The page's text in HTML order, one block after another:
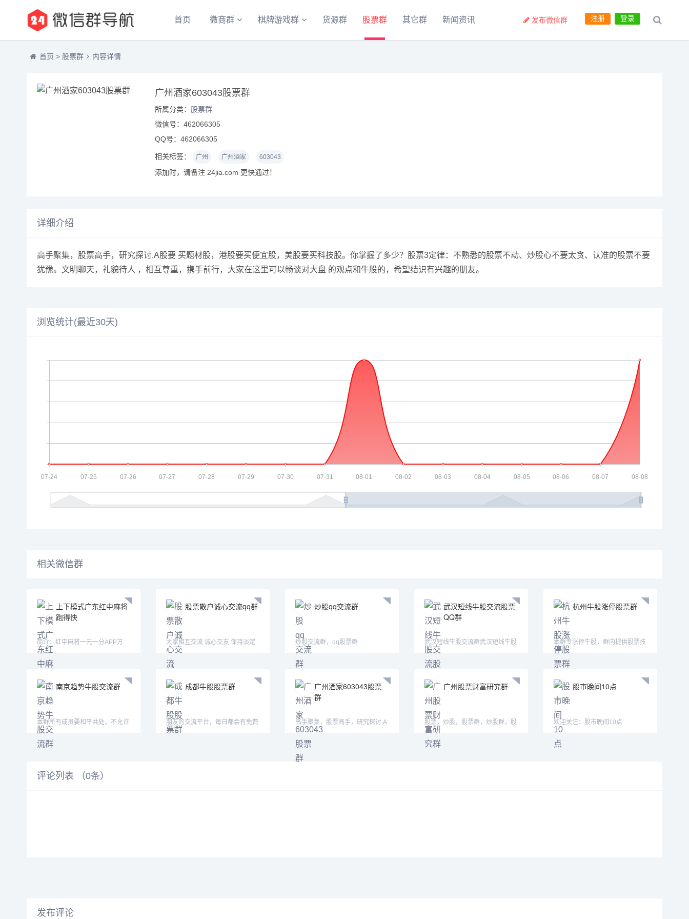
首页 微商群 棋牌游戏群 货源群 股票群 其它群 新闻资讯 登录
注册
发布微信群
首页 > 股票群 内容详情
广州酒家603043股票群
所属分类： 股票群
微信号：462066305
QQ号：462066305
相关标签： 广州 广州酒家 603043
添加时，请备注 24jia.com 更快通过！
详细介绍
高手聚集，股票高手，研究探讨,A股要 买题材股，港股要买便宜股，美股要买科技股。你掌握了多少？股票3定律：不熟悉的股票不动、炒股心不要太贪、认准的股票不要
犹豫。文明聊天，礼貌待人 ，相互尊重，携手前行，大家在这里可以畅谈对大盘 的观点和牛股的，希望结识有兴趣的朋友。
浏览统计(最近30天)
相关微信群
上下模式广东红中麻将
跑得快
简介：红中麻将一元一分APP方
式：认准微—mj33656—mimi15
股票散户诚心交流qq群
大家相互交流 诚心交友 保持淡定
的心态
炒股qq交流群
炒股交流群，qq股票群
武汉短线牛股交流股票
QQ群
武汉短线牛股交流群武汉短线牛股
交流群武汉短线牛股交
杭州牛股涨停股票群
本群专涨停牛股，群内提供股票技
术指导，股票解套指导，欢迎
南京趋势牛股交流群
本群所有成员要和平共处，不允许
有辱骂、讽刺群友的言辞
成都牛股股票群
朋友的交流平台，每日都会有免费
的股票更新，也欢迎大家积
广州酒家603043股票
群
高手聚集，股票高手，研究探讨,A
股要 买题材股，港股要买便
广州股票财富研究群
股票，炒股，股票群，炒股群，股
票学习群，股票交流群，炒股学习
群
股市晚间10点
欢迎关注：股市晚间10点
评论列表 （0条）
发布评论